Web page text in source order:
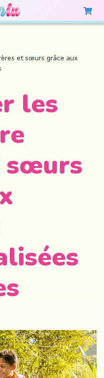
et sœurs grâce aux
les
sœurs